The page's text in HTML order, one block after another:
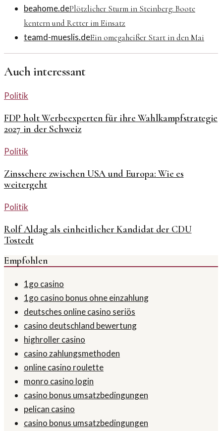
beahome.dePlötzlicher Sturm in Steinberg: Boote
kentern und Retter im Einsatz
teamd-mueslis.deEin omegaheißer Start in den Mai
Auch interessant
Politik
FDP holt Werbeexperten für ihre Wahlkampfstrategie
2027 in der Schweiz
Politik
Zinsschere zwischen USA und Europa: Wie es
weitergeht
Politik
Rolf Aldag als einheitlicher Kandidat der CDU
Tostedt
Empfohlen
1go casino
1go casino bonus ohne einzahlung
deutsches online casino seriös
casino deutschland bewertung
highroller casino
casino zahlungsmethoden
online casino roulette
monro casino login
casino bonus umsatzbedingungen
pelican casino
casino bonus umsatzbedingungen